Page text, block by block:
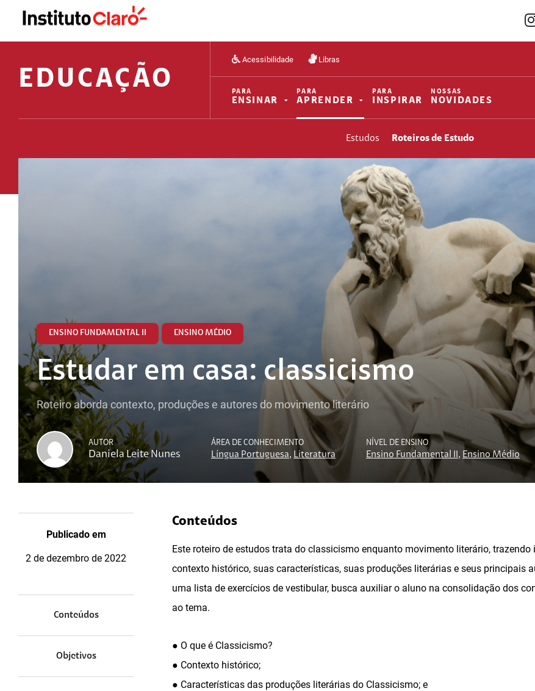
EDUCAÇÃO
Acessibilidade Libras
PARA
ENSINAR
PARA
APRENDER
PARA
INSPIRAR
NOSSAS
NOVIDADES
Estudos Roteiros de Estudo
ENSINO FUNDAMENTAL II ENSINO MÉDIO
Estudar em casa: classicismo
Roteiro aborda contexto, produções e autores do movimento literário
AUTOR
Daniela Leite Nunes
ÁREA DE CONHECIMENTO
Língua Portuguesa, Literatura
NÍVEL DE ENSINO
Ensino Fundamental II , Ensino Médio
Publicado em
2 de dezembro de 2022
Conteúdos
Objetivos
Conteúdos
Este roteiro de estudos trata do classicismo enquanto movimento literário, trazendo
contexto histórico, suas características, suas produções literárias e seus principais
uma lista de exercícios de vestibular, busca auxiliar o aluno na consolidação dos
ao tema.
● O que é Classicismo?
● Contexto histórico;
● Características das produções literárias do Classicismo; e